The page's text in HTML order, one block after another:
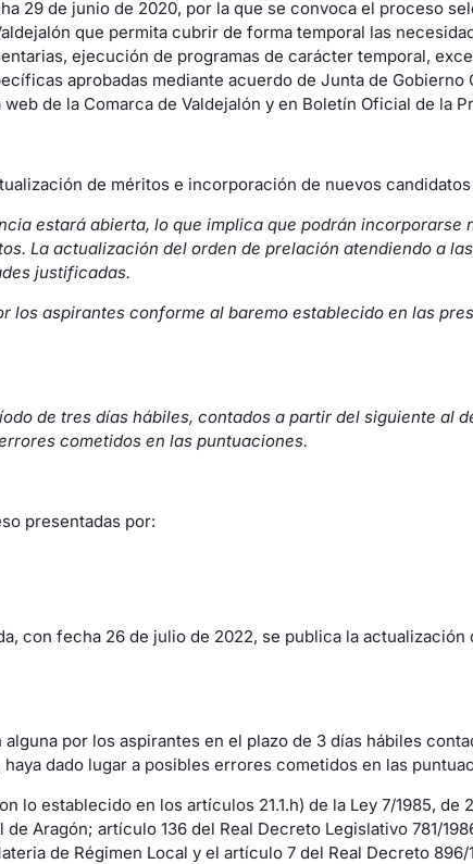
29 de junio de 2020, por la que se convoca el proceso
que permita cubrir de forma temporal las
ejecución de programas de carácter temporal,
aprobadas mediante acuerdo de Junta de
de la Comarca de Valdejalón y en Boletín Oficial de la
de méritos e incorporación de nuevos
estará abierta, lo que implica que podrán
La actualización del orden de prelación atendiendo a
justificadas.
los aspirantes conforme al baremo establecido en las
de tres días hábiles, contados a partir del siguiente
cometidos en las puntuaciones.
presentadas por:
con fecha 26 de julio de 2022, se publica la
por los aspirantes en el plazo de 3 días hábiles
dado lugar a posibles errores cometidos en las
lo establecido en los artículos 21.1.h) de la Ley 7/1985, de
Aragón; artículo 136 del Real Decreto Legislativo 781/
de Régimen Local y el artículo 7 del Real Decreto